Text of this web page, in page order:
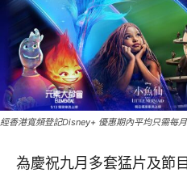
經香港寬頻登記Disney+ 優惠期內平均只需每
為慶祝九月多套猛片及節